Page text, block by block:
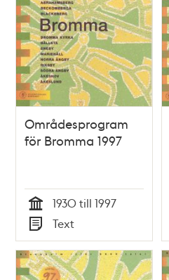
Områdesprogram
för Bromma 1997
Tid
1930 till 1997
Typ
Text